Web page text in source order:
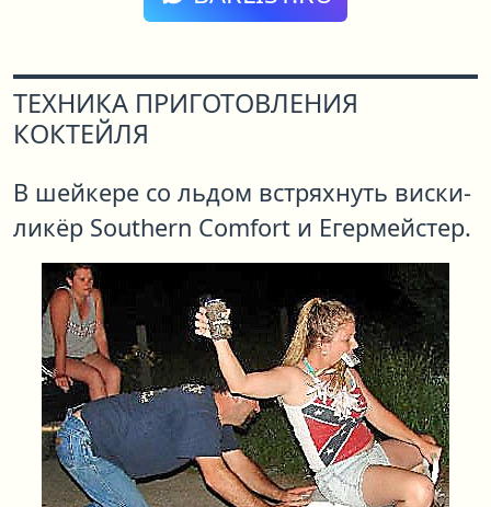
ТЕХНИКА ПРИГОТОВЛЕНИЯ
КОКТЕЙЛЯ
В шейкере со льдом встряхнуть виски-
ликёр Southern Comfort и Егермейстер.